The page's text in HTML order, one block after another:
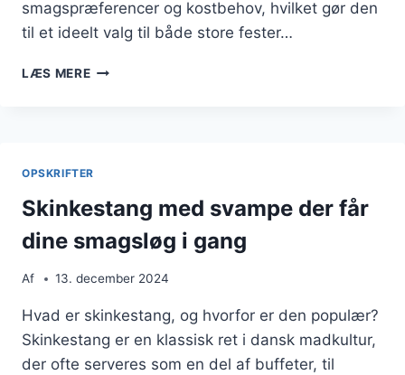
smagspræferencer og kostbehov, hvilket gør den
til et ideelt valg til både store fester…
LÆS MERESKINKESTANG
OPSKRIFTER
Skinkestang med svampe der får
dine smagsløg i gang
Af 13. december 2024
Hvad er skinkestang, og hvorfor er den populær?
Skinkestang er en klassisk ret i dansk madkultur,
der ofte serveres som en del af buffeter, til